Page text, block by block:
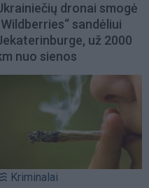
dronai smogė
sandėliui
už 2000
nuo sienos
Kriminalai